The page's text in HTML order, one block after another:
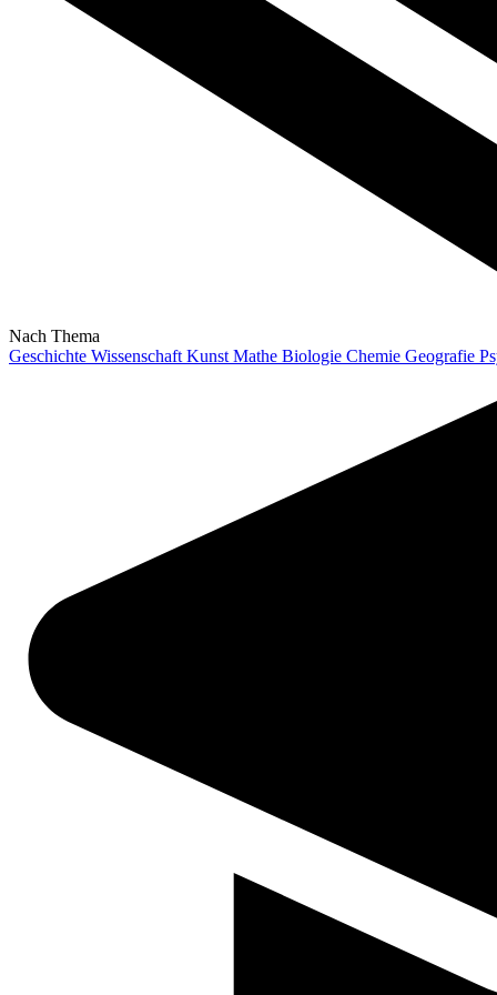
Nach Thema
Geschichte Wissenschaft Kunst Mathe Biologie Chemie Geografie